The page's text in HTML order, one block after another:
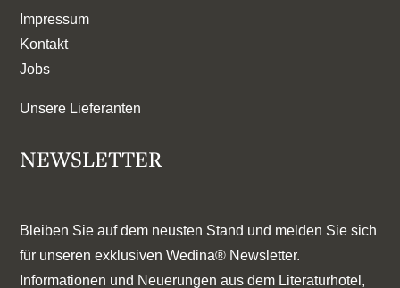
Impressum
Kontakt
Jobs
Unsere Lieferanten
NEWSLETTER
Bleiben Sie auf dem neusten Stand und melden Sie sich
für unseren exklusiven Wedina® Newsletter.
Informationen und Neuerungen aus dem Literaturhotel,